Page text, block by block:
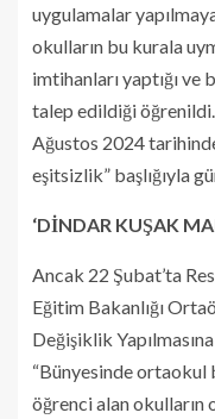
uygulamalar
okulların bu kurala
imtihanları yaptığı
talep edildiği
Ağustos 2024
eşitsizlik” başlığıyla
‘DİNDAR KUŞAK
Ancak 22 Şubat’ta
Eğitim Bakanlığı
Değişiklik
“Bünyesinde ortaokul
öğrenci alan okulların